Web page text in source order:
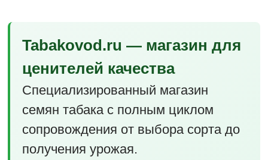
Tabakovod.ru — магазин для
ценителей качества
Специализированный магазин
семян табака с полным циклом
сопровождения от выбора сорта до
получения урожая.